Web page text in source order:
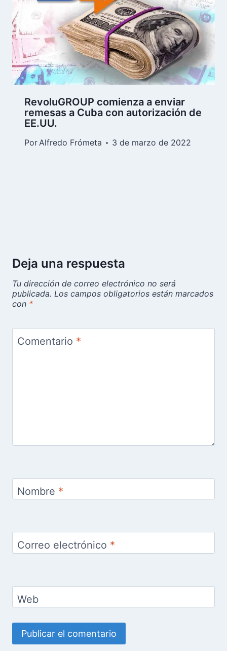
RevoluGROUP comienza a enviar
remesas a Cuba con autorización de
EE.UU.
PorAlfredo Frómeta 3 de marzo de 2022
Deja una respuesta
Tu dirección de correo electrónico no será
publicada. Los campos obligatorios están marcados
con *
Comentario *
Nombre *
Correo electrónico *
Web